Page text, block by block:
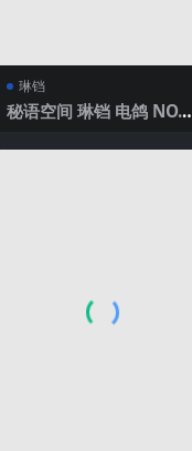
琳铛
秘语空间 琳铛 电鸽 NO.0
最新完整版